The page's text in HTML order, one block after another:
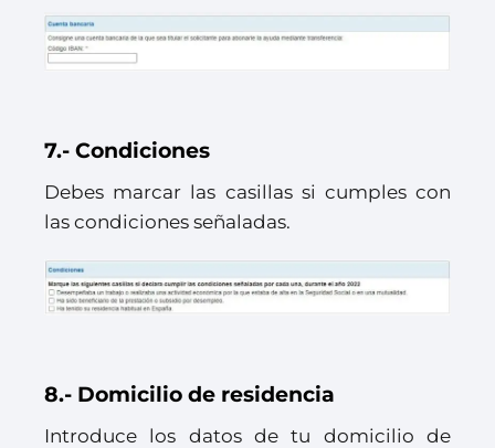
7.- Condiciones
Debes marcar las casillas si cumples con
las condiciones señaladas.
8.- Domicilio de residencia
Introduce los datos de tu domicilio de